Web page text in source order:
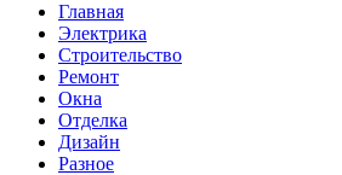
Главная
Электрика
Строительство
Ремонт
Окна
Отделка
Дизайн
Разное